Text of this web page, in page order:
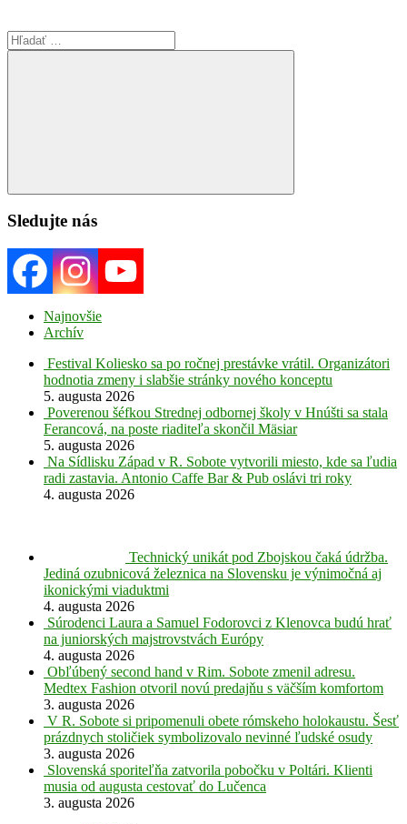
Search
for:
Search
Sledujte nás
Najnovšie
Archív
Festival Koliesko sa po ročnej prestávke vrátil. Organizátori
hodnotia zmeny i slabšie stránky nového konceptu
5. augusta 2026
Poverenou šéfkou Strednej odbornej školy v Hnúšti sa stala
Ferancová, na poste riaditeľa skončil Mäsiar
5. augusta 2026
Na Sídlisku Západ v R. Sobote vytvorili miesto, kde sa ľudia
radi zastavia. Antonio Caffe Bar & Pub oslávi tri roky
4. augusta 2026
Technický unikát pod Zbojskou čaká údržba.
Jediná ozubnicová železnica na Slovensku je výnimočná aj
ikonickými viaduktmi
4. augusta 2026
Súrodenci Laura a Samuel Fodorovci z Klenovca budú hrať
na juniorských majstrovstvách Európy
4. augusta 2026
Obľúbený second hand v Rim. Sobote zmenil adresu.
Medtex Fashion otvoril novú predajňu s väčším komfortom
3. augusta 2026
V R. Sobote si pripomenuli obete rómskeho holokaustu. Šesť
prázdnych stoličiek symbolizovalo nevinné ľudské osudy
3. augusta 2026
Slovenská sporiteľňa zatvorila pobočku v Poltári. Klienti
musia od augusta cestovať do Lučenca
3. augusta 2026